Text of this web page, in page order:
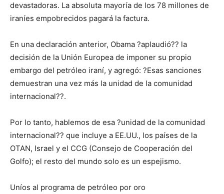
devastadoras. La absoluta mayoría de los 78 millones de
iraníes empobrecidos pagará la factura.
En una declaración anterior, Obama ?aplaudió?? la
decisión de la Unión Europea de imponer su propio
embargo del petróleo iraní, y agregó: ?Esas sanciones
demuestran una vez más la unidad de la comunidad
internacional??.
Por lo tanto, hablemos de esa ?unidad de la comunidad
internacional?? que incluye a EE.UU., los países de la
OTAN, Israel y el CCG (Consejo de Cooperación del
Golfo); el resto del mundo solo es un espejismo.
Uníos al programa de petróleo por oro